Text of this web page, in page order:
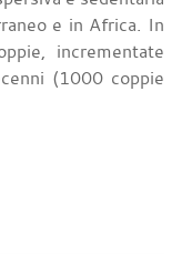
e in Africa. In
incrementate
(1000 coppie